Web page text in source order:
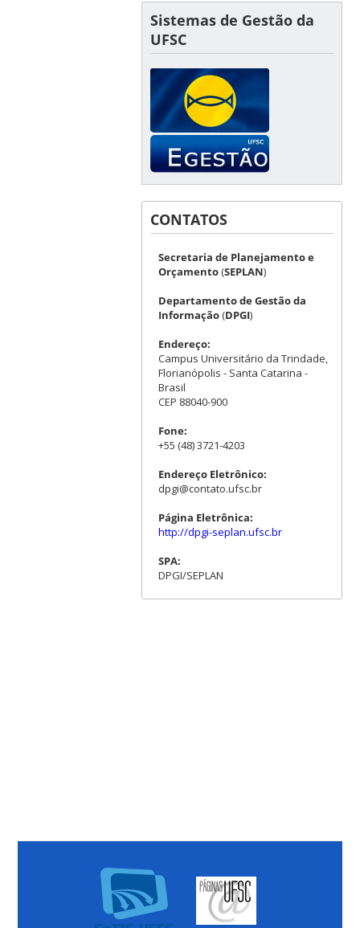
Sistemas de Gestão da
UFSC
CONTATOS
Secretaria de Planejamento e
Orçamento(SEPLAN)
Departamento de Gestão da
Informação(DPGI)
Endereço:
Campus Universitário da Trindade,
Florianópolis - Santa Catarina -
Brasil
CEP 88040-900
Fone:
+55 (48) 3721-4203
Endereço Eletrônico:
dpgi@contato.ufsc.br
Página Eletrônica:
http://dpgi-seplan.ufsc.br
SPA:
DPGI/SEPLAN